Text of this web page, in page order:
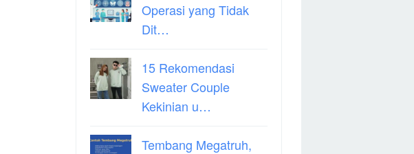
Operasi yang Tidak
Dit…
15 Rekomendasi
Sweater Couple
Kekinian u…
Tembang Megatruh,